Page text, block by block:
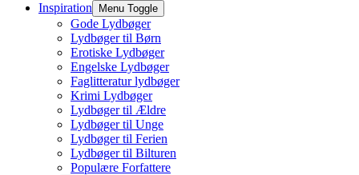
Inspiration
Menu Toggle
Gode Lydbøger
Lydbøger til Børn
Erotiske Lydbøger
Engelske Lydbøger
Faglitteratur lydbøger
Krimi Lydbøger
Lydbøger til Ældre
Lydbøger til Unge
Lydbøger til Ferien
Lydbøger til Bilturen
Populære Forfattere